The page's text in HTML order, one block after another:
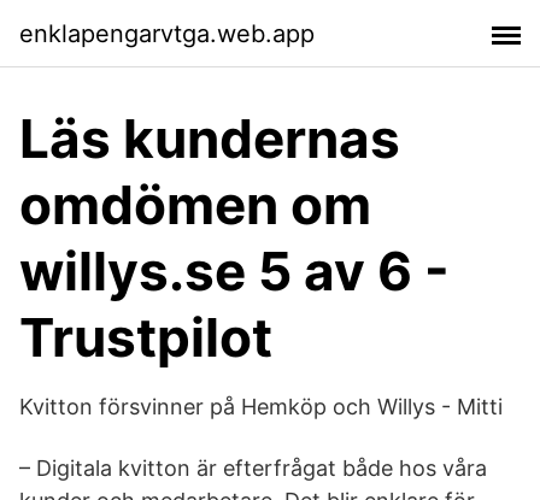
enklapengarvtga.web.app
Läs kundernas
omdömen om
willys.se 5 av 6 -
Trustpilot
Kvitton försvinner på Hemköp och Willys - Mitti
– Digitala kvitton är efterfrågat både hos våra